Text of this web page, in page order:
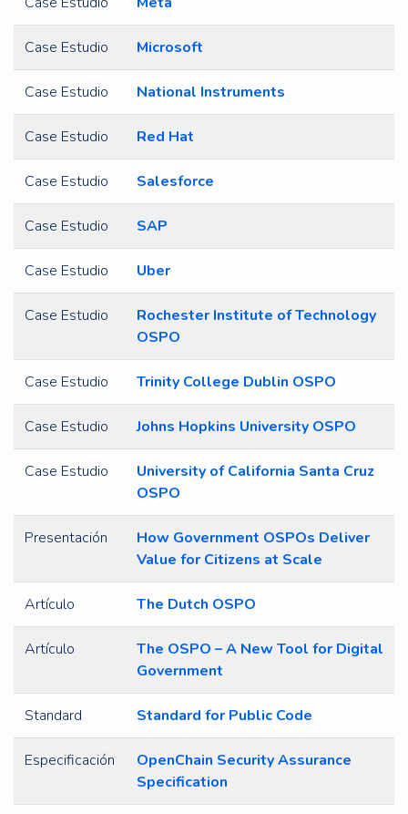
Case Estudio Microsoft
Case Estudio National Instruments
Case Estudio Red Hat
Case Estudio Salesforce
Case Estudio SAP
Case Estudio Uber
Case Estudio
Rochester Institute of Technology
OSPO
Case Estudio Trinity College Dublin OSPO
Case Estudio Johns Hopkins University OSPO
Case Estudio
University of California Santa Cruz
OSPO
Presentación
How Government OSPOs Deliver
Value for Citizens at Scale
Artículo The Dutch OSPO
Artículo
The OSPO – A New Tool for Digital
Government
Standard Standard for Public Code
Especificación
OpenChain Security Assurance
Specification